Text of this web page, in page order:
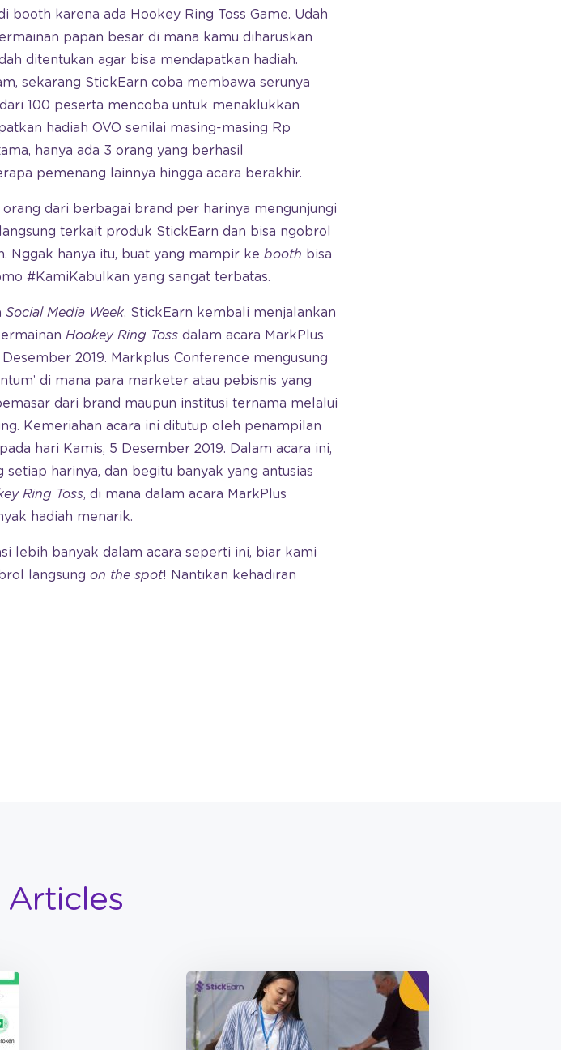
karena ada Hookey Ring Toss Game. Udah
papan besar di mana kamu diharuskan
ditentukan agar bisa mendapatkan hadiah.
sekarang StickEarn coba membawa serunya
100 peserta mencoba untuk menaklukkan
hadiah OVO senilai masing-masing Rp
hanya ada 3 orang yang berhasil
pemenang lainnya hingga acara berakhir.
orang dari berbagai brand per harinya mengunjungi
terkait produk StickEarn dan bisa ngobrol
Nggak hanya itu, buat yang mampir ke booth bisa
#KamiKabulkan yang sangat terbatas.
Social Media Week, StickEarn kembali menjalankan
Hookey Ring Toss dalam acara MarkPlus
2019. Markplus Conference mengusung
di mana para marketer atau pebisnis yang
dari brand maupun institusi ternama melalui
Kemeriahan acara ini ditutup oleh penampilan
hari Kamis, 5 Desember 2019. Dalam acara ini,
harinya, dan begitu banyak yang antusias
Ring Toss, di mana dalam acara MarkPlus
hadiah menarik.
lebih banyak dalam acara seperti ini, biar kami
langsung on the spot! Nantikan kehadiran
Articles